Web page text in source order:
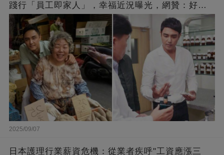
踐行「員工即家人」，幸福近況曝光，網贊：好老
闆的福報
2025/09/07
日本護理行業薪資危機：從業者疾呼"工資應漲三